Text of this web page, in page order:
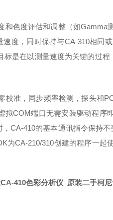
色度评估和调整（如Gamma
度，同时保持与CA-310相同
是在以测量速度为关键的过程
准，同步频率检测，探头和
COM端口无需安装驱动程序
CA-410的基本通讯指令保持
为CA-210/310创建的程序一起
410色彩分析仪 原装二手柯